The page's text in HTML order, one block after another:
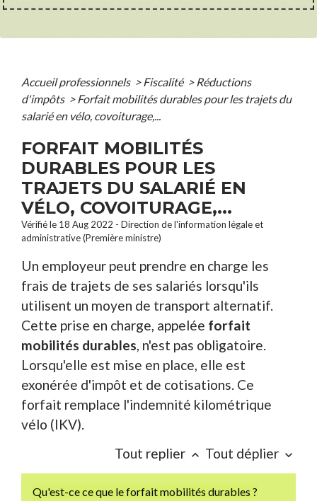
Accueil professionnels > Fiscalité > Réductions
d'impôts > Forfait mobilités durables pour les trajets du
salarié en vélo, covoiturage,...
FORFAIT MOBILITÉS
DURABLES POUR LES
TRAJETS DU SALARIÉ EN
VÉLO, COVOITURAGE,...
Vérifié le 18 Aug 2022 - Direction de l'information légale et
administrative (Première ministre)
Un employeur peut prendre en charge les
frais de trajets de ses salariés lorsqu'ils
utilisent un moyen de transport alternatif.
Cette prise en charge, appelée forfait
mobilités durables, n'est pas obligatoire.
Lorsqu'elle est mise en place, elle est
exonérée d'impôt et de cotisations. Ce
forfait remplace l'indemnité kilométrique
vélo (IKV).
Tout replier keyboard_arrow_up Tout déplier keyboard_arrow_down
Qu'est-ce ce que le forfait mobilités durables ?